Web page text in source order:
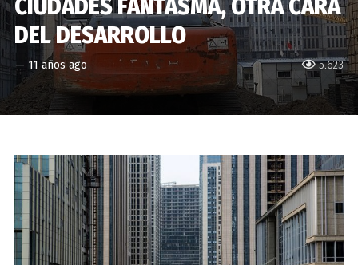
5.623
CIUDADES FANTASMA, OTRA CARA
DEL DESARROLLO
— 11 años ago